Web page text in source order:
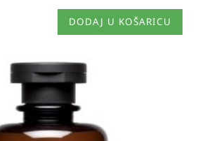
DODAJ U KOŠARICU